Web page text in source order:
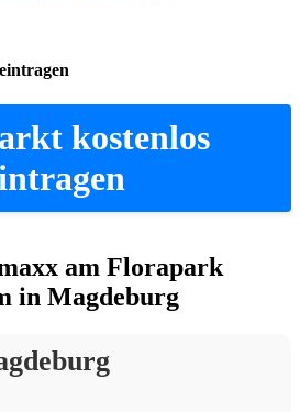
kostenlos
am Florapark
in Magdeburg